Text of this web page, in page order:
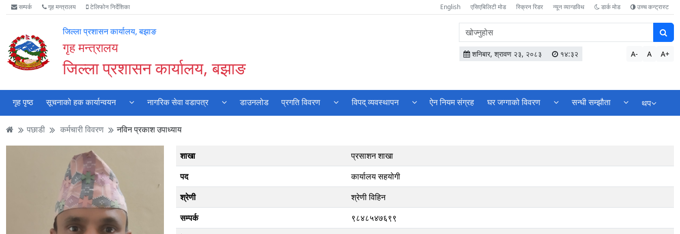
Accessibility
Mode
गर्नुहोस्
मुख्य
सामाग्री
मुख्य
नेभिगेसन
वेबसाइट
खोजमा
सम्पर्क गृह मन्त्रालय टेलिफोन निर्देशिका English एसिएबिलिटी मोड स्क्रिन रिडर न्यून व्यान्डविथ डार्क मोड उच्च कन्ट्रास्ट
जिल्ला प्रशासन कार्यालय, बझाङ
गृह मन्त्रालय
जिल्ला प्रशासन कार्यालय, बझाङ
वेबसाइटमा
सामग्री
खोज्नुहोस
शनिबार, श्रावण २३, २०८३ १४:३२ A- A A+
गृह पृष्ठ सूचनाको हक कार्यान्वयन नागरिक सेवा वडापत्र डाउनलोड प्रगति विवरण विपद् व्यवस्थापन ऐन नियम संग्रह घर जग्गाको विवरण सन्धी सम्झौता थप
पछाडी कर्मचारी विवरण नविन प्रकाश उपाध्याय
शाखा
प्रसाशन शाखा
पद
कार्यालय सहयोगी
श्रेणी
श्रेणी विहिन
सम्पर्क
९८४८५४७६९९